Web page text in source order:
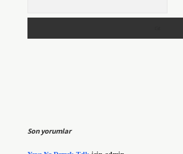
Son yorumlar